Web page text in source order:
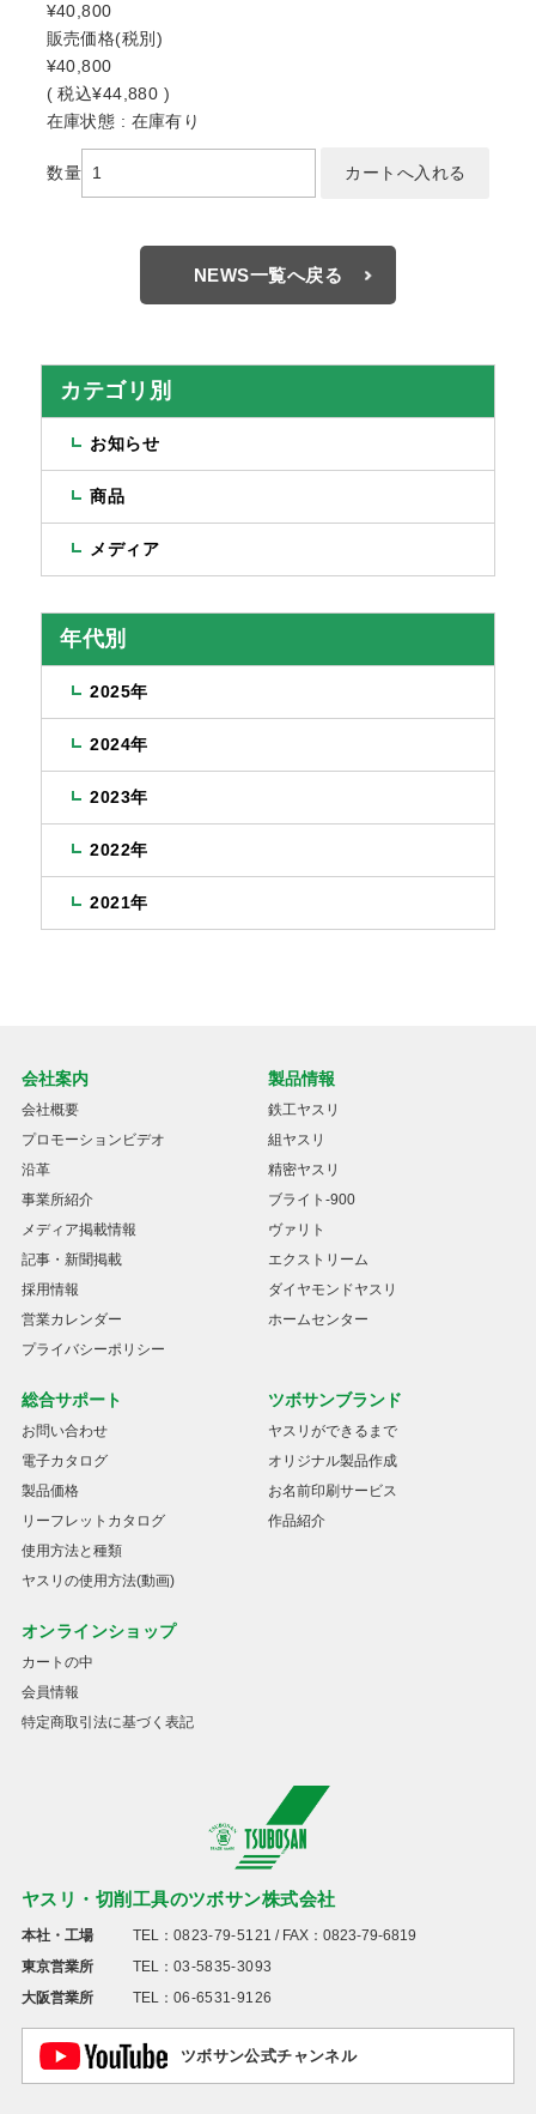
¥40,800
販売価格(税別)
¥40,800
(税込¥44,880 )
在庫状態 : 在庫有り
数量
NEWS一覧へ戻る
カテゴリ別
お知らせ
商品
メディア
年代別
2025年
2024年
2023年
2022年
2021年
ヤスリ・切削工具のツボサン株式会社
本社・工場 TEL： 0823-79-5121 / FAX：0823-79-6819
東京営業所
TEL： 03-5835-3093
大阪営業所
TEL： 06-6531-9126
ツボサン公式チャンネル
会社案内
会社概要
プロモーションビデオ
沿革
事業所紹介
メディア掲載情報
記事・新聞掲載
採用情報
営業カレンダー
プライバシーポリシー
製品情報
鉄工ヤスリ
組ヤスリ
精密ヤスリ
ブライト-900
ヴァリト
エクストリーム
ダイヤモンドヤスリ
ホームセンター
総合サポート
お問い合わせ
電子カタログ
製品価格
リーフレットカタログ
使用方法と種類
ヤスリの使用方法(動画)
ツボサンブランド
ヤスリができるまで
オリジナル製品作成
お名前印刷サービス
作品紹介
オンラインショップ
カートの中
会員情報
特定商取引法に基づく表記